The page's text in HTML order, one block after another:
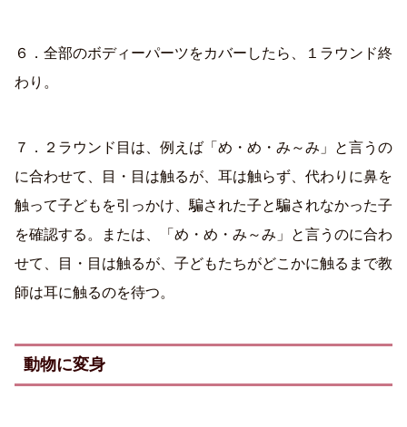
６．全部のボディーパーツをカバーしたら、１ラウンド終
わり。
７．２ラウンド目は、例えば「め・め・み～み」と言うの
に合わせて、目・目は触るが、耳は触らず、代わりに鼻を
触って子どもを引っかけ、騙された子と騙されなかった子
を確認する。または、「め・め・み～み」と言うのに合わ
せて、目・目は触るが、子どもたちがどこかに触るまで教
師は耳に触るのを待つ。
動物に変身